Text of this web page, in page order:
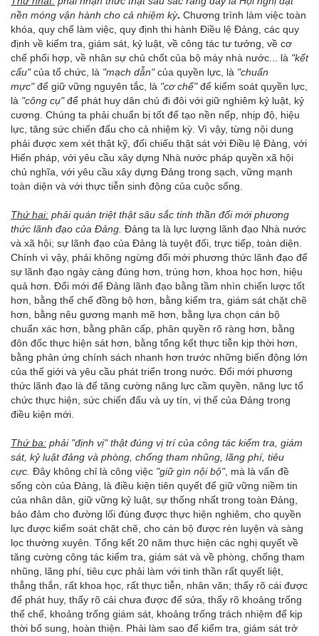
nền móng vận hành cho cả nhiệm kỳ. Chương trình làm việc toàn
khóa, quy chế làm việc, quy định thi hành Điều lệ Đảng, các quy
định về kiểm tra, giám sát, kỷ luật, về công tác tư tưởng, về cơ
chế phối hợp, về nhân sự chủ chốt của bộ máy nhà nước... là "kết
cấu"của tổ chức, là "mạch dẫn"của quyền lực, là "chuẩn
mực"để giữ vững nguyên tắc, là "cơ chế"để kiểm soát quyền lực,
là "công cụ"để phát huy dân chủ đi đôi với giữ nghiêm kỷ luật, kỷ
cương. Chúng ta phải chuẩn bị tốt để tạo nền nếp, nhịp độ, hiệu
lực, tăng sức chiến đấu cho cả nhiệm kỳ. Vì vậy, từng nội dung
phải được xem xét thật kỹ, đối chiếu thật sát với Điều lệ Đảng, với
Hiến pháp, với yêu cầu xây dựng Nhà nước pháp quyền xã hội
chủ nghĩa, với yêu cầu xây dựng Đảng trong sạch, vững mạnh
toàn diện và với thực tiễn sinh động của cuộc sống.
Thứ hai: phải quán triệt thậtsâu sắc tinh thần đổi mới phương
thức lãnh đạo của Đảng. Đảng ta là lực lượng lãnh đạo Nhà nước
và xã hội; sự lãnh đạo của Đảng là tuyệt đối, trực tiếp, toàn diện.
Chính vì vậy, phải không ngừng đổi mới phương thức lãnh đạo để
sự lãnh đạo ngày càng đúng hơn, trúng hơn, khoa học hơn, hiệu
quả hơn. Đổi mới để Đảng lãnh đạo bằng tầm nhìn chiến lược tốt
hơn, bằng thể chế đồng bộ hơn, bằng kiểm tra, giám sát chặt chẽ
hơn, bằng nêu gương mạnh mẽ hơn, bằng lựa chọn cán bộ
chuẩn xác hơn, bằng phân cấp, phân quyền rõ ràng hơn, bằng
đôn đốc thực hiện sát hơn, bằng tổng kết thực tiễn kịp thời hơn,
bằng phản ứng chính sách nhanh hơn trước những biến động lớn
của thế giới và yêu cầu phát triển trong nước. Đổi mới phương
thức lãnh đạo là để tăng cường năng lực cầm quyền, năng lực tổ
chức thực hiện, sức chiến đấu và uy tín, vị thế của Đảng trong
điều kiện mới.
Thứ ba: phải "định vị" thật đúng vị trí của công tác kiểm tra, giám
sát, kỷ luật đảng và phòng, chống tham nhũng, lãng phí, tiêu
cực. Đây không chỉ là công việc "giữ gìn nội bộ", mà là vấn đề
sống còn của Đảng, là điều kiện tiên quyết để giữ vững niềm tin
của nhân dân, giữ vững kỷ luật, sự thống nhất trong toàn Đảng,
bảo đảm cho đường lối đúng được thực hiện nghiêm, cho quyền
lực được kiểm soát chặt chẽ, cho cán bộ được rèn luyện và sàng
lọc thường xuyên. Tổng kết 20 năm thực hiện các nghị quyết về
tăng cường công tác kiểm tra, giám sát và về phòng, chống tham
nhũng, lãng phí, tiêu cực phải làm với tinh thần rất quyết liệt,
thẳng thắn, rất khoa học, rất thực tiễn, nhân văn; thấy rõ cái được
để phát huy, thấy rõ cái chưa được để sửa, thấy rõ khoảng trống
thể chế, khoảng trống giám sát, khoảng trống trách nhiệm để kịp
thời bổ sung, hoàn thiện. Phải làm sao để kiểm tra, giám sát trở